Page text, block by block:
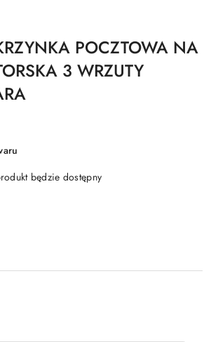
POCZTOWA NA
3 WRZUTY
będzie dostępny